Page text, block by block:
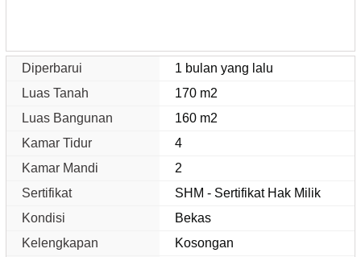
Diperbarui
1 bulan yang lalu
Luas Tanah
170 m2
Luas Bangunan
160 m2
Kamar Tidur
4
Kamar Mandi
2
Sertifikat
SHM - Sertifikat Hak Milik
Kondisi
Bekas
Kelengkapan
Kosongan